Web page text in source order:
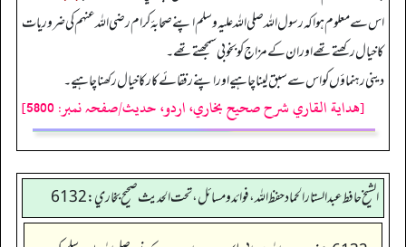
اس سے معلوم ہوا کہ رسول اللہ صلی اللہ علیہ وسلم اپنے صحابۂ کرام رضی اللہ عنہم کی ضروریات
کا خیال رکھتے تھے اور ان کے مزاج کو بخوبی سمجھتے تھے۔
دینی رہنماؤں کو اس سے سبق لینا چاہیے اور اپنے رفقائے کار کا خیال رکھنا چاہیے۔
[هداية القاري شرح صحيح بخاري، اردو، حدیث/صفحہ نمبر: 5800]
الشيخ حافط عبدالستار الحماد حفظ الله، فوائد و مسائل، تحت الحديث صحيح بخاري:6132